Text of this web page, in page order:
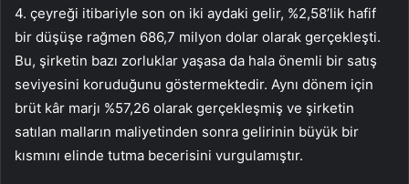
4. çeyreği itibariyle son on iki aydaki gelir, %2,58’lik hafif
bir düşüşe rağmen 686,7 milyon dolar olarak gerçekleşti.
Bu, şirketin bazı zorluklar yaşasa da hala önemli bir satış
seviyesini koruduğunu göstermektedir. Aynı dönem için
brüt kâr marjı %57,26 olarak gerçekleşmiş ve şirketin
satılan malların maliyetinden sonra gelirinin büyük bir
kısmını elinde tutma becerisini vurgulamıştır.